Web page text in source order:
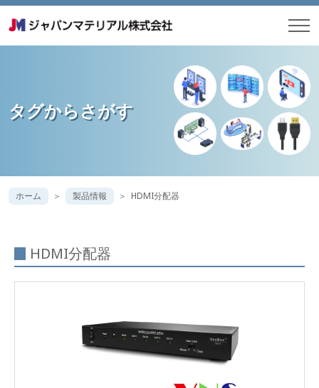
タグからさがす
ホーム 製品情報 HDMI分配器
HDMI分配器